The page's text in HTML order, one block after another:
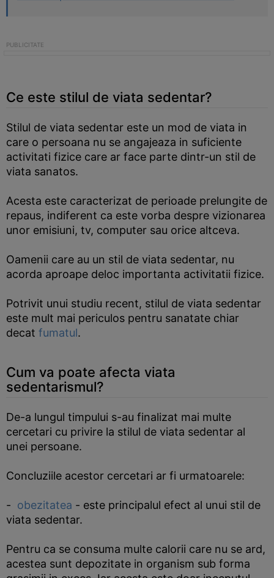
Ce este stilul de viata sedentar?
Stilul de viata sedentar este un mod de viata in
care o persoana nu se angajeaza in suficiente
activitati fizice care ar face parte dintr-un stil de
viata sanatos.
Acesta este caracterizat de perioade prelungite de
repaus, indiferent ca este vorba despre vizionarea
unor emisiuni, tv, computer sau orice altceva.
Oamenii care au un stil de viata sedentar, nu
acorda aproape deloc importanta activitatii fizice.
Potrivit unui studiu recent, stilul de viata sedentar
este mult mai periculos pentru sanatate chiar
decat fumatul.
Cum va poate afecta viata
sedentarismul?
De-a lungul timpului s-au finalizat mai multe
cercetari cu privire la stilul de viata sedentar al
unei persoane.
Concluziile acestor cercetari ar fi urmatoarele:
- obezitatea - este principalul efect al unui stil de
viata sedentar.
Pentru ca se consuma multe calorii care nu se ard,
acestea sunt depozitate in organism sub forma